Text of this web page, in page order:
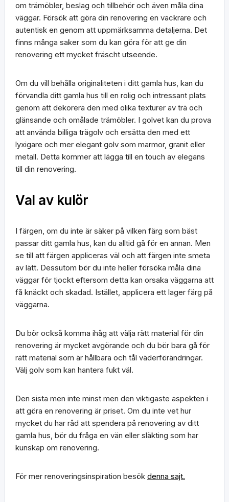
om trämöbler, beslag och tillbehör och även måla dina
väggar. Försök att göra din renovering en vackrare och
autentisk en genom att uppmärksamma detaljerna. Det
finns många saker som du kan göra för att ge din
renovering ett mycket fräscht utseende.
Om du vill behålla originaliteten i ditt gamla hus, kan du
förvandla ditt gamla hus till en rolig och intressant plats
genom att dekorera den med olika texturer av trä och
glänsande och omålade trämöbler. I golvet kan du prova
att använda billiga trägolv och ersätta den med ett
lyxigare och mer elegant golv som marmor, granit eller
metall. Detta kommer att lägga till en touch av elegans
till din renovering.
Val av kulör
I färgen, om du inte är säker på vilken färg som bäst
passar ditt gamla hus, kan du alltid gå för en annan. Men
se till att färgen appliceras väl och att färgen inte smeta
av lätt. Dessutom bör du inte heller försöka måla dina
väggar för tjockt eftersom detta kan orsaka väggarna att
få knäckt och skadad. Istället, applicera ett lager färg på
väggarna.
Du bör också komma ihåg att välja rätt material för din
renovering är mycket avgörande och du bör bara gå för
rätt material som är hållbara och tål väderförändringar.
Välj golv som kan hantera fukt väl.
Den sista men inte minst men den viktigaste aspekten i
att göra en renovering är priset. Om du inte vet hur
mycket du har råd att spendera på renovering av ditt
gamla hus, bör du fråga en vän eller släkting som har
kunskap om renovering.
För mer renoveringsinspiration besök denna sajt.